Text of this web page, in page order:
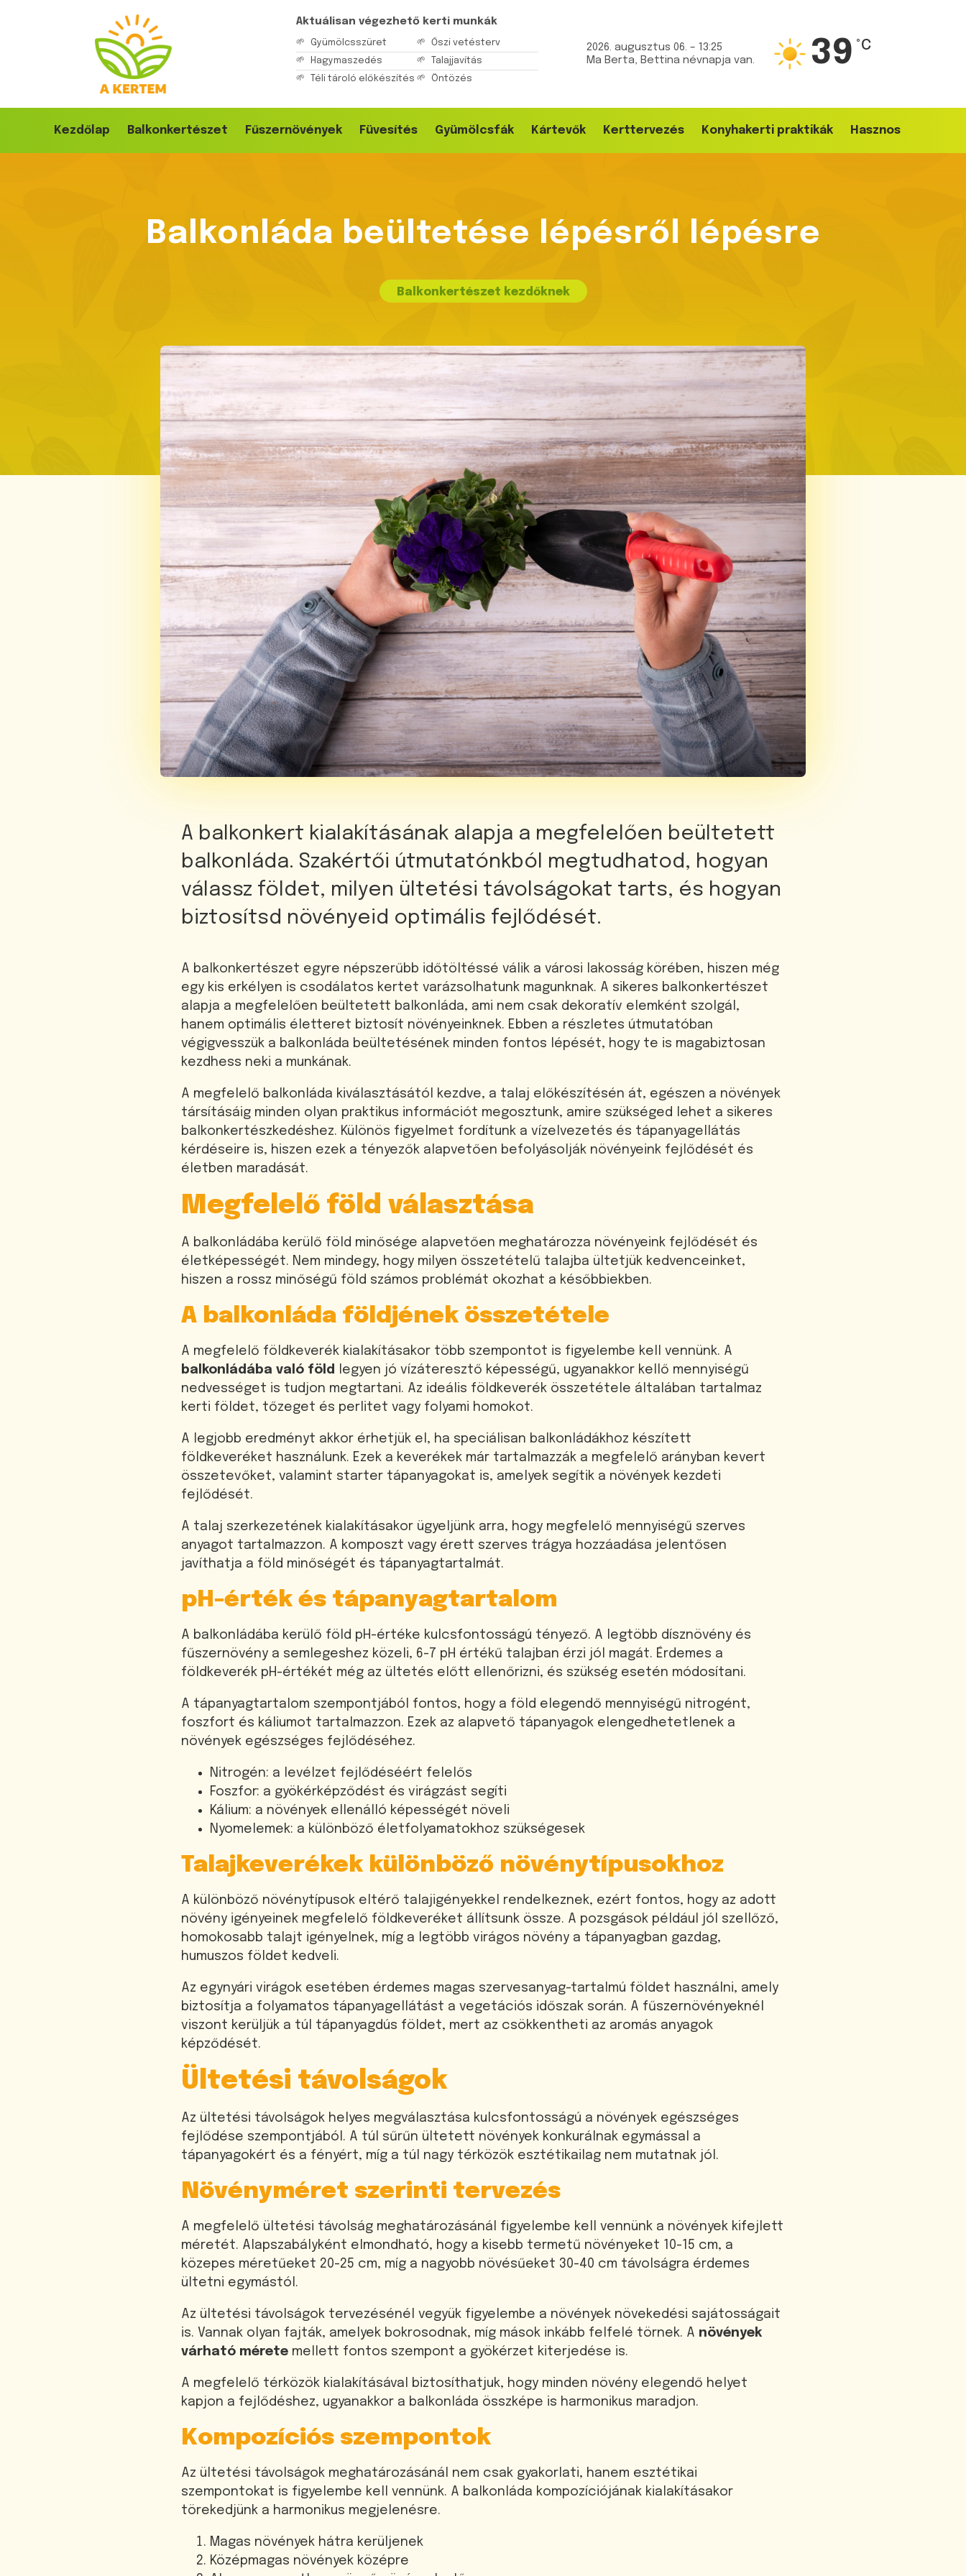
Aktuálisan végezhető kerti munkák
Gyümölcsszüret
Hagymaszedés
Téli tároló előkészítés
Őszi vetésterv
Talajjavítás
Öntözés
2026. augusztus 06. – 13:25
Ma Berta, Bettina névnapja van.
39 °C
Kezdőlap Balkonkertészet Fűszernövények Füvesítés Gyümölcsfák Kártevők Kerttervezés Konyhakerti praktikák Hasznos
Balkonláda beültetése lépésről lépésre
Balkonkertészet kezdőknek
A balkonkert kialakításának alapja a megfelelően beültetett
balkonláda. Szakértői útmutatónkból megtudhatod, hogyan
válassz földet, milyen ültetési távolságokat tarts, és hogyan
biztosítsd növényeid optimális fejlődését.
A balkonkertészet egyre népszerűbb időtöltéssé válik a városi lakosság körében, hiszen még
egy kis erkélyen is csodálatos kertet varázsolhatunk magunknak. A sikeres balkonkertészet
alapja a megfelelően beültetett balkonláda, ami nem csak dekoratív elemként szolgál,
hanem optimális életteret biztosít növényeinknek. Ebben a részletes útmutatóban
végigvesszük a balkonláda beültetésének minden fontos lépését, hogy te is magabiztosan
kezdhess neki a munkának.
A megfelelő balkonláda kiválasztásától kezdve, a talaj előkészítésén át, egészen a növények
társításáig minden olyan praktikus információt megosztunk, amire szükséged lehet a sikeres
balkonkertészkedéshez. Különös figyelmet fordítunk a vízelvezetés és tápanyagellátás
kérdéseire is, hiszen ezek a tényezők alapvetően befolyásolják növényeink fejlődését és
életben maradását.
Megfelelő föld választása
A balkonládába kerülő föld minősége alapvetően meghatározza növényeink fejlődését és
életképességét. Nem mindegy, hogy milyen összetételű talajba ültetjük kedvenceinket,
hiszen a rossz minőségű föld számos problémát okozhat a későbbiekben.
A balkonláda földjének összetétele
A megfelelő földkeverék kialakításakor több szempontot is figyelembe kell vennünk. A
balkonládába való föld
legyen jó vízáteresztő képességű, ugyanakkor kellő mennyiségű
nedvességet is tudjon megtartani. Az ideális földkeverék összetétele általában tartalmaz
kerti földet, tőzeget és perlitet vagy folyami homokot.
A legjobb eredményt akkor érhetjük el, ha speciálisan balkonládákhoz készített
földkeveréket használunk. Ezek a keverékek már tartalmazzák a megfelelő arányban kevert
összetevőket, valamint starter tápanyagokat is, amelyek segítik a növények kezdeti
fejlődését.
A talaj szerkezetének kialakításakor ügyeljünk arra, hogy megfelelő mennyiségű szerves
anyagot tartalmazzon. A komposzt vagy érett szerves trágya hozzáadása jelentősen
javíthatja a föld minőségét és tápanyagtartalmát.
pH-érték és tápanyagtartalom
A balkonládába kerülő föld pH-értéke kulcsfontosságú tényező. A legtöbb dísznövény és
fűszernövény a semlegeshez közeli, 6-7 pH értékű talajban érzi jól magát. Érdemes a
földkeverék pH-értékét még az ültetés előtt ellenőrizni, és szükség esetén módosítani.
A tápanyagtartalom szempontjából fontos, hogy a föld elegendő mennyiségű nitrogént,
foszfort és káliumot tartalmazzon. Ezek az alapvető tápanyagok elengedhetetlenek a
növények egészséges fejlődéséhez.
Nitrogén: a levélzet fejlődéséért felelős
Foszfor: a gyökérképződést és virágzást segíti
Kálium: a növények ellenálló képességét növeli
Nyomelemek: a különböző életfolyamatokhoz szükségesek
Talajkeverékek különböző növénytípusokhoz
A különböző növénytípusok eltérő talajigényekkel rendelkeznek, ezért fontos, hogy az adott
növény igényeinek megfelelő földkeveréket állítsunk össze. A pozsgások például jól szellőző,
homokosabb talajt igényelnek, míg a legtöbb virágos növény a tápanyagban gazdag,
humuszos földet kedveli.
Az egynyári virágok esetében érdemes magas szervesanyag-tartalmú földet használni, amely
biztosítja a folyamatos tápanyagellátást a vegetációs időszak során. A fűszernövényeknél
viszont kerüljük a túl tápanyagdús földet, mert az csökkentheti az aromás anyagok
képződését.
Ültetési távolságok
Az ültetési távolságok helyes megválasztása kulcsfontosságú a növények egészséges
fejlődése szempontjából. A túl sűrűn ültetett növények konkurálnak egymással a
tápanyagokért és a fényért, míg a túl nagy térközök esztétikailag nem mutatnak jól.
Növényméret szerinti tervezés
A megfelelő ültetési távolság meghatározásánál figyelembe kell vennünk a növények kifejlett
méretét. Alapszabályként elmondható, hogy a kisebb termetű növényeket 10-15 cm, a
közepes méretűeket 20-25 cm, míg a nagyobb növésűeket 30-40 cm távolságra érdemes
ültetni egymástól.
Az ültetési távolságok tervezésénél vegyük figyelembe a növények növekedési sajátosságait
is. Vannak olyan fajták, amelyek bokrosodnak, míg mások inkább felfelé törnek. A növények
várható mérete mellett fontos szempont a gyökérzet kiterjedése is.
A megfelelő térközök kialakításával biztosíthatjuk, hogy minden növény elegendő helyet
kapjon a fejlődéshez, ugyanakkor a balkonláda összképe is harmonikus maradjon.
Kompozíciós szempontok
Az ültetési távolságok meghatározásánál nem csak gyakorlati, hanem esztétikai
szempontokat is figyelembe kell vennünk. A balkonláda kompozíciójának kialakításakor
törekedjünk a harmonikus megjelenésre.
Magas növények hátra kerüljenek
Középmagas növények középre